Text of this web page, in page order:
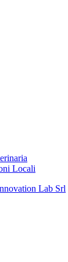
Locali
Lab Srl